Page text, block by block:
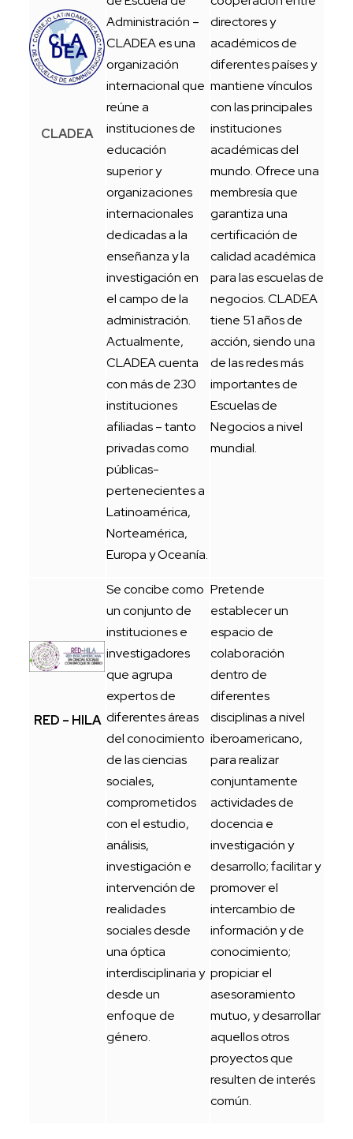
CLADEA
Administración –
CLADEA es una
organización
internacional que
reúne a
instituciones de
educación
superior y
organizaciones
internacionales
dedicadas a la
enseñanza y la
investigación en
el campo de la
administración.
Actualmente,
CLADEA cuenta
con más de 230
instituciones
afiliadas – tanto
privadas como
públicas-
pertenecientes a
Latinoamérica,
Norteamérica,
Europa y Oceanía.
directores y
académicos de
diferentes países y
mantiene vínculos
con las principales
instituciones
académicas del
mundo. Ofrece una
membresía que
garantiza una
certificación de
calidad académica
para las escuelas de
negocios. CLADEA
tiene 51 años de
acción, siendo una
de las redes más
importantes de
Escuelas de
Negocios a nivel
mundial.
RED – HILA
Se concibe como
un conjunto de
instituciones e
investigadores
que agrupa
expertos de
diferentes áreas
del conocimiento
de las ciencias
sociales,
comprometidos
con el estudio,
análisis,
investigación e
intervención de
realidades
sociales desde
una óptica
interdisciplinaria y
desde un
enfoque de
género.
Pretende
establecer un
espacio de
colaboración
dentro de
diferentes
disciplinas a nivel
iberoamericano,
para realizar
conjuntamente
actividades de
docencia e
investigación y
desarrollo; facilitar y
promover el
intercambio de
información y de
conocimiento;
propiciar el
asesoramiento
mutuo, y desarrollar
aquellos otros
proyectos que
resulten de interés
común.